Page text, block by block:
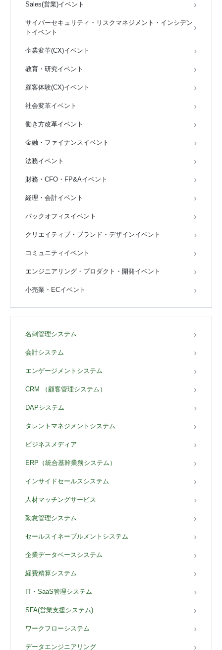
Sales(営業)イベント
サイバーセキュリティ・リスクマネジメント・インシデン
トイベント
企業変革(CX)イベント
教育・研究イベント
顧客体験(CX)イベント
社会変革イベント
働き方改革イベント
金融・ファイナンスイベント
法務イベント
財務・CFO・FP&Aイベント
経理・会計イベント
バックオフィスイベント
クリエイティブ・ブランド・デザインイベント
コミュニティイベント
エンジニアリング・プロダクト・開発イベント
小売業・ECイベント
名刺管理システム
会計システム
エンゲージメントシステム
CRM （顧客管理システム）
DAPシステム
タレントマネジメントシステム
ビジネスメディア
ERP（統合基幹業務システム）
インサイドセールスシステム
人材マッチングサービス
勤怠管理システム
セールスイネーブルメントシステム
企業データベースシステム
経費精算システム
IT・SaaS管理システム
SFA(営業支援システム)
ワークフローシステム
データエンジニアリング